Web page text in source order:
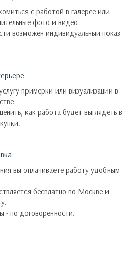
с работой в галерее или
фото и видео.
возможен индивидуальный показ
примерки или визуализации в
как работа будет выглядеть в
вы оплачиваете работу удобным
бесплатно по Москве и
- по договоренности.